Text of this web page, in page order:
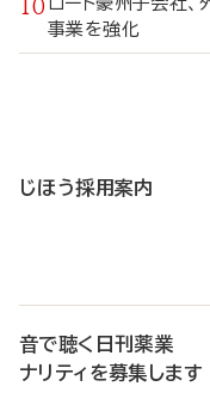
事業を強化
じほう採用案内
音で聴く日刊薬業
ナリティを募集します